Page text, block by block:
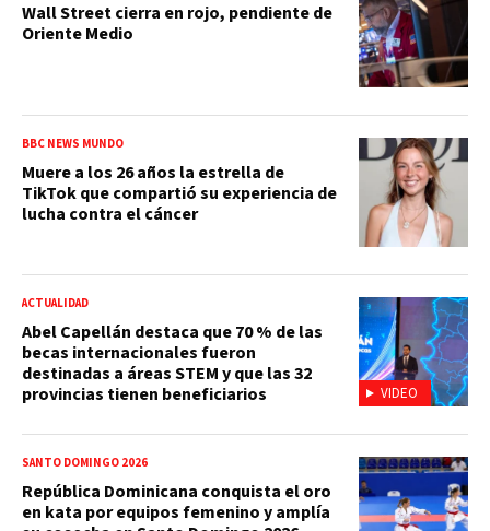
Wall Street cierra en rojo, pendiente de
Oriente Medio
BBC NEWS MUNDO
Muere a los 26 años la estrella de
TikTok que compartió su experiencia de
lucha contra el cáncer
VIDEO
ACTUALIDAD
Abel Capellán destaca que 70 % de las
becas internacionales fueron
destinadas a áreas STEM y que las 32
provincias tienen beneficiarios
SANTO DOMINGO 2026
República Dominicana conquista el oro
en kata por equipos femenino y amplía